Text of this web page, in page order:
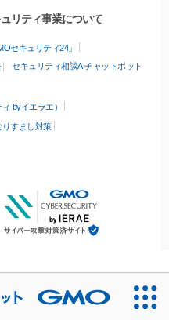
リティ事業について
セキュリティ24」
セキュリティ相談AIチャットボット
byイエラエ）
りすまし対策